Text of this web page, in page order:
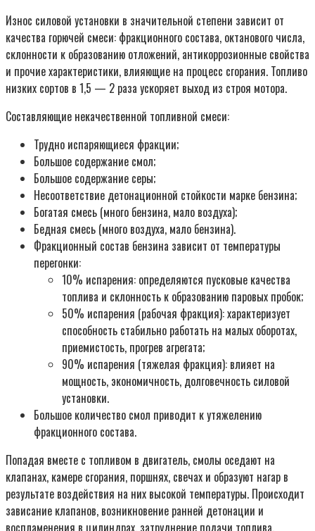
Износ силовой установки в значительной степени зависит от
качества горючей смеси: фракционного состава, октанового числа,
склонности к образованию отложений, антикоррозионные свойства
и прочие характеристики, влияющие на процесс сгорания. Топливо
низких сортов в 1,5 — 2 раза ускоряет выход из строя мотора.
Составляющие некачественной топливной смеси:
Трудно испаряющиеся фракции;
Большое содержание смол;
Большое содержание серы;
Несоответствие детонационной стойкости марке бензина;
Богатая смесь (много бензина, мало воздуха);
Бедная смесь (много воздуха, мало бензина).
Фракционный состав бензина зависит от температуры
перегонки:
10% испарения: определяются пусковые качества
топлива и склонность к образованию паровых пробок;
50% испарения (рабочая фракция): характеризует
способность стабильно работать на малых оборотах,
приемистость, прогрев агрегата;
90% испарения (тяжелая фракция): влияет на
мощность, экономичность, долговечность силовой
установки.
Большое количество смол приводит к утяжелению
фракционного состава.
Попадая вместе с топливом в двигатель, смолы оседают на
клапанах, камере сгорания, поршнях, свечах и образуют нагар в
результате воздействия на них высокой температуры. Происходит
зависание клапанов, возникновение ранней детонации и
воспламенения в цилиндрах, затруднение подачи топлива.